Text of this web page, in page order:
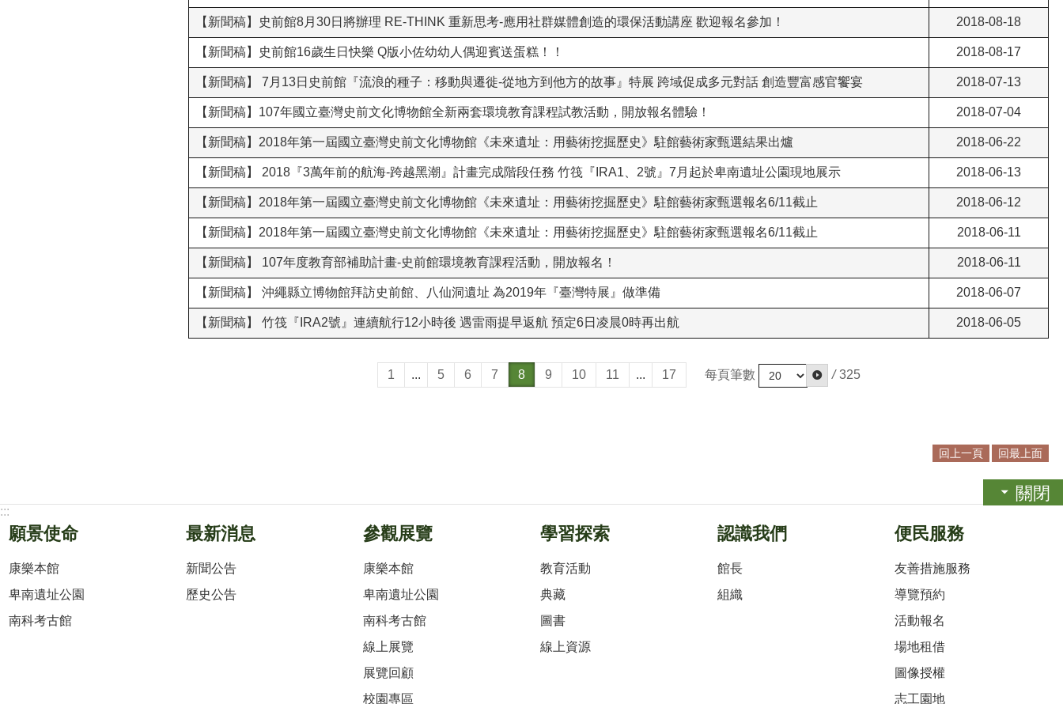
【新聞稿】史前館8月30日將辦理 RE-THINK 重新思考-應用社群媒體創造的環保活動講座 歡迎報名參加！ 2018-08-18
【新聞稿】史前館16歲生日快樂 Q版小佐幼幼人偶迎賓送蛋糕！！ 2018-08-17
【新聞稿】 7月13日史前館『流浪的種子：移動與遷徙-從地方到他方的故事』特展 跨域促成多元對話 創造豐富感官饗宴 2018-07-13
【新聞稿】107年國立臺灣史前文化博物館全新兩套環境教育課程試教活動，開放報名體驗！ 2018-07-04
【新聞稿】2018年第一屆國立臺灣史前文化博物館《未來遺址：用藝術挖掘歷史》駐館藝術家甄選結果出爐 2018-06-22
【新聞稿】 2018『3萬年前的航海-跨越黑潮』計畫完成階段任務 竹筏『IRA1、2號』7月起於卑南遺址公園現地展示 2018-06-13
【新聞稿】2018年第一屆國立臺灣史前文化博物館《未來遺址：用藝術挖掘歷史》駐館藝術家甄選報名6/11截止 2018-06-12
【新聞稿】2018年第一屆國立臺灣史前文化博物館《未來遺址：用藝術挖掘歷史》駐館藝術家甄選報名6/11截止 2018-06-11
【新聞稿】 107年度教育部補助計畫-史前館環境教育課程活動，開放報名！ 2018-06-11
【新聞稿】 沖繩縣立博物館拜訪史前館、八仙洞遺址 為2019年『臺灣特展』做準備 2018-06-07
【新聞稿】 竹筏『IRA2號』連續航行12小時後 遇雷雨提早返航 預定6日凌晨0時再出航 2018-06-05
1 ... 5 6 7 8 9 10 11 ... 17 每頁筆數 / 325
回上一頁 回最上面
關閉
:::
願景使命
康樂本館
卑南遺址公園
南科考古館
最新消息
新聞公告
歷史公告
參觀展覽
康樂本館
卑南遺址公園
南科考古館
線上展覽
展覽回顧
校園專區
學習探索
教育活動
典藏
圖書
線上資源
認識我們
館長
組織
便民服務
友善措施服務
導覽預約
活動報名
場地租借
圖像授權
志工園地